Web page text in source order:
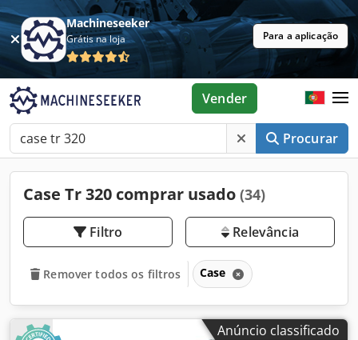
Machineseeker
Grátis na loja Para a aplicação
Procurar
Vender
Case Tr 320 comprar usado (34)
Filtro Relevância
Remover todos os filtros Case
Anúncio classificado